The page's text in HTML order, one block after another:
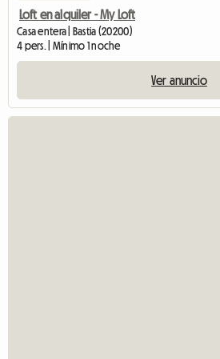
Loft en alquiler - My Loft
Casa entera | Bastia (20200)
4 pers. | Mínimo 1 noche
Ver anuncio